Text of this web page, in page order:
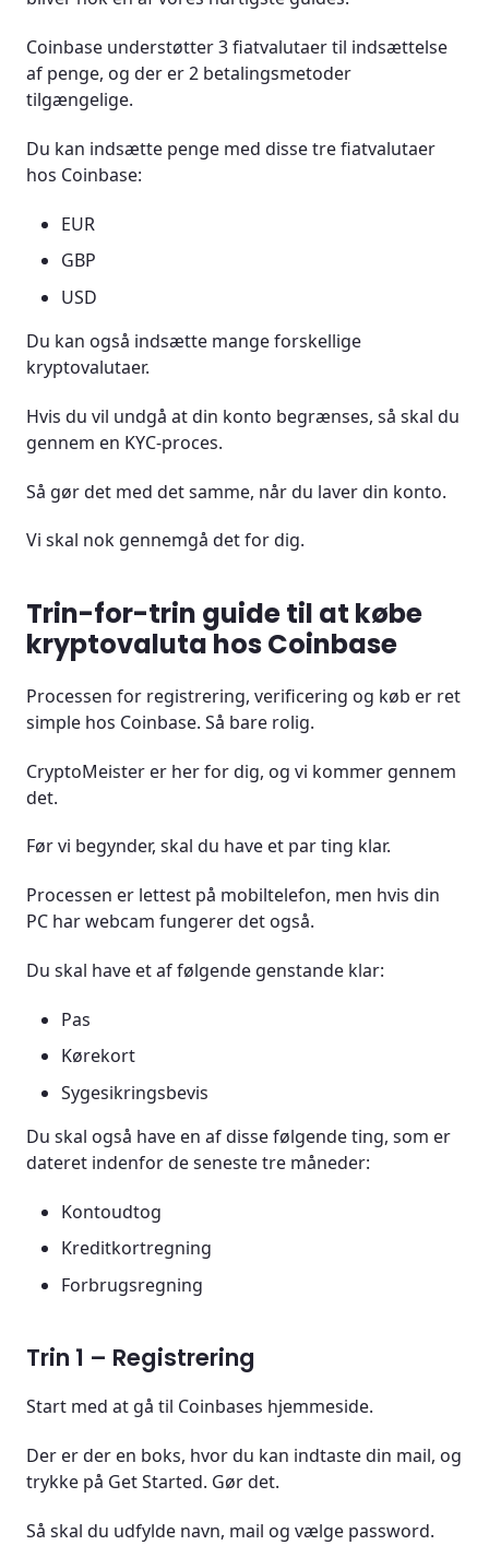
Coinbase understøtter 3 fiatvalutaer til indsættelse
af penge, og der er 2 betalingsmetoder
tilgængelige.
Du kan indsætte penge med disse tre fiatvalutaer
hos Coinbase:
EUR
GBP
USD
Du kan også indsætte mange forskellige
kryptovalutaer.
Hvis du vil undgå at din konto begrænses, så skal du
gennem en KYC-proces.
Så gør det med det samme, når du laver din konto.
Vi skal nok gennemgå det for dig.
Trin-for-trin guide til at købe
kryptovaluta hos Coinbase
Processen for registrering, verificering og køb er ret
simple hos Coinbase. Så bare rolig.
CryptoMeister er her for dig, og vi kommer gennem
det.
Før vi begynder, skal du have et par ting klar.
Processen er lettest på mobiltelefon, men hvis din
PC har webcam fungerer det også.
Du skal have et af følgende genstande klar:
Pas
Kørekort
Sygesikringsbevis
Du skal også have en af disse følgende ting, som er
dateret indenfor de seneste tre måneder:
Kontoudtog
Kreditkortregning
Forbrugsregning
Trin 1 – Registrering
Start med at gå til Coinbases hjemmeside.
Der er der en boks, hvor du kan indtaste din mail, og
trykke på Get Started. Gør det.
Så skal du udfylde navn, mail og vælge password.